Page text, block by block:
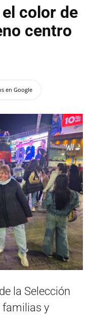
color de
centro
en Google
la Selección
familias y